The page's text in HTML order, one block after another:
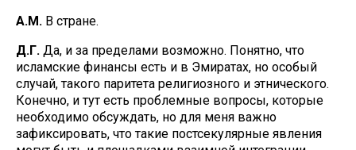
А.М. В стране.
Д.Г. Да, и за пределами возможно. Понятно, что
исламские финансы есть и в Эмиратах, но особый
случай, такого паритета религиозного и этнического.
Конечно, и тут есть проблемные вопросы, которые
необходимо обсуждать, но для меня важно
зафиксировать, что такие постсекулярные явления